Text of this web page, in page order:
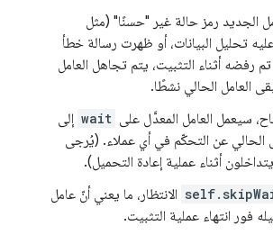
رمز حالة غير "حسنًا" (مثل
تحليل البيانات، أو ظهرت رسالة خطأ
رفضه أثناء التثبيت، يتم تجاهل العامل
الحالي نشطًا.
سيعمل العامل المعدَّل على wait إلى
عن التحكّم في أي عملاء. (يُرجى
أثناء عملية إعادة التحميل).
الانتظار، ما يعني أنّ عامل
انتهاء عملية التثبيت.